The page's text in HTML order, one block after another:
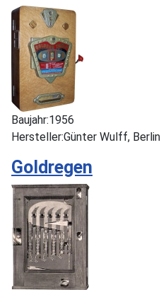
Baujahr:1956
Hersteller:Günter Wulff, Berlin
Goldregen